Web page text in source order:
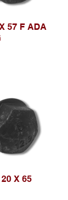
57 F ADA
X 65